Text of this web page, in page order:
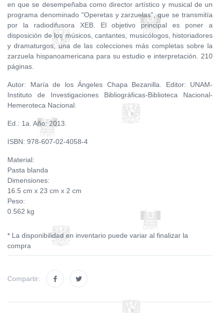
en que se desempeñaba como director artístico y musical de un
programa denominado "Operetas y zarzuelas", que se transmitía
por la radiodifusora XEB. El objetivo principal es poner a
disposición de los músicos, cantantes, musicólogos, historiadores
y dramaturgos, una de las colecciones más completas sobre la
zarzuela hispanoamericana para su estudio e interpretación. 210
páginas.
Autor: María de los Ángeles Chapa Bezanilla. Editor: UNAM-
Instituto de Investigaciones Bibliográficas-Biblioteca Nacional-
Hemeroteca Nacional.
Ed.: 1a. Año: 2013.
ISBN: 978-607-02-4058-4
Material:
Pasta blanda
Dimensiones:
16.5 cm x 23 cm x 2 cm
Peso:
0.562 kg
* La disponibilidad en inventario puede variar al finalizar la
compra
Compartir: